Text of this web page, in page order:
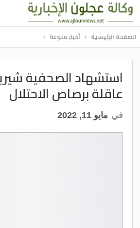
الصفحة الرئيسية أخبار منوعة
استشهاد الصحفية
عاقلة برصاص الاحتلال
في مايو 11, 2022